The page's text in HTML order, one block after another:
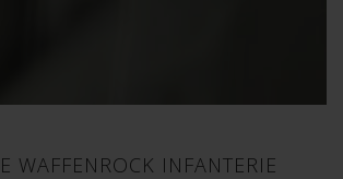
WAFFENROCK INFANTERIE